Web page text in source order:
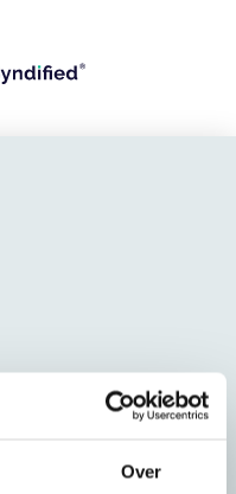
Over